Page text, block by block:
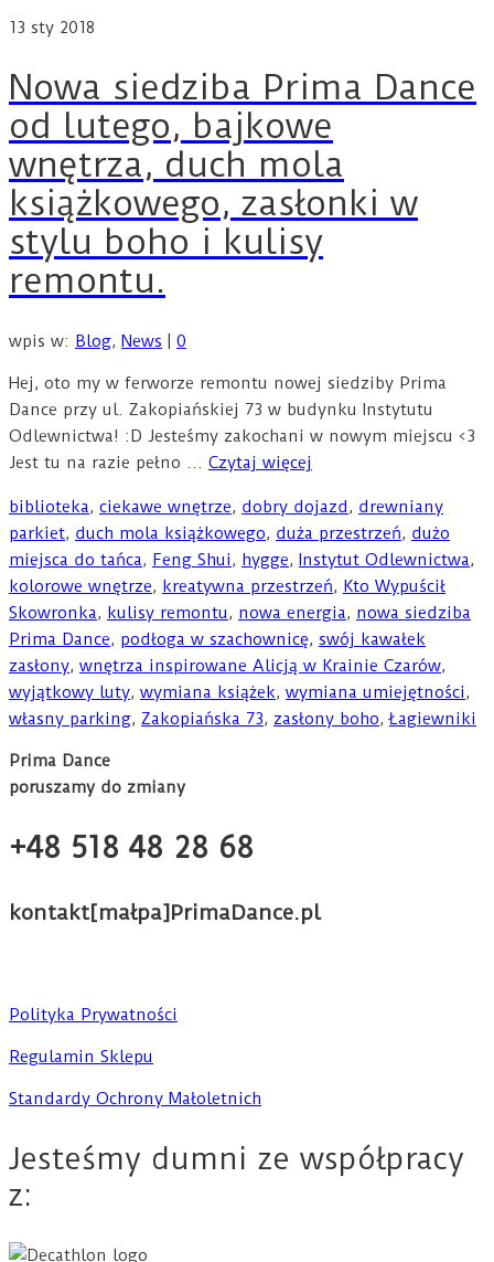
13 sty 2018
Nowa siedziba Prima Dance
od lutego, bajkowe
wnętrza, duch mola
książkowego, zasłonki w
stylu boho i kulisy
remontu.
wpis w: Blog, News 0
Hej, oto my w ferworze remontu nowej siedziby Prima
Dance przy ul. Zakopiańskiej 73 w budynku Instytutu
Odlewnictwa! :D Jesteśmy zakochani w nowym miejscu <3
Jest tu na razie pełno … Czytaj więcej
biblioteka, ciekawe wnętrze, dobry dojazd, drewniany
parkiet, duch mola książkowego, duża przestrzeń, dużo
miejsca do tańca, Feng Shui, hygge, Instytut Odlewnictwa,
kolorowe wnętrze, kreatywna przestrzeń, Kto Wypuścił
Skowronka, kulisy remontu, nowa energia, nowa siedziba
Prima Dance, podłoga w szachownicę, swój kawałek
zasłony, wnętrza inspirowane Alicją w Krainie Czarów,
wyjątkowy luty, wymiana książek, wymiana umiejętności,
własny parking, Zakopiańska 73, zasłony boho,Łagiewniki
Prima Dance
poruszamy do zmiany
+48 518 48 28 68
kontakt[małpa]PrimaDance.pl
Polityka Prywatności
Regulamin Sklepu
Standardy Ochrony Małoletnich
Jesteśmy dumni ze współpracy
z: